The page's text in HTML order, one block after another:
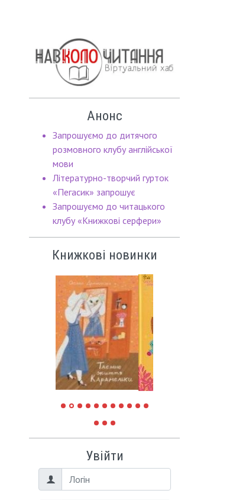
Анонс
Запрошуємо до дитячого
розмовного клубу англійської
мови
Літературно-творчий гурток
«Пегасик» запрошує
Запрошуємо до читацького
клубу «Книжкові серфери»
Книжкові новинки
Увійти
Логін